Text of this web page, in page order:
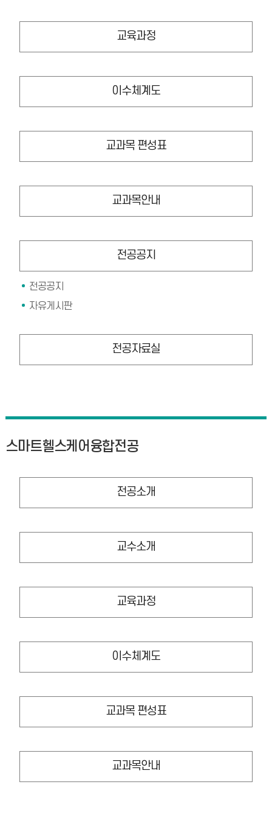
교육과정
이수체계도
교과목 편성표
교과목안내
전공공지
전공공지
자유게시판
전공자료실
스마트헬스케어융합전공
전공소개
교수소개
교육과정
이수체계도
교과목 편성표
교과목안내